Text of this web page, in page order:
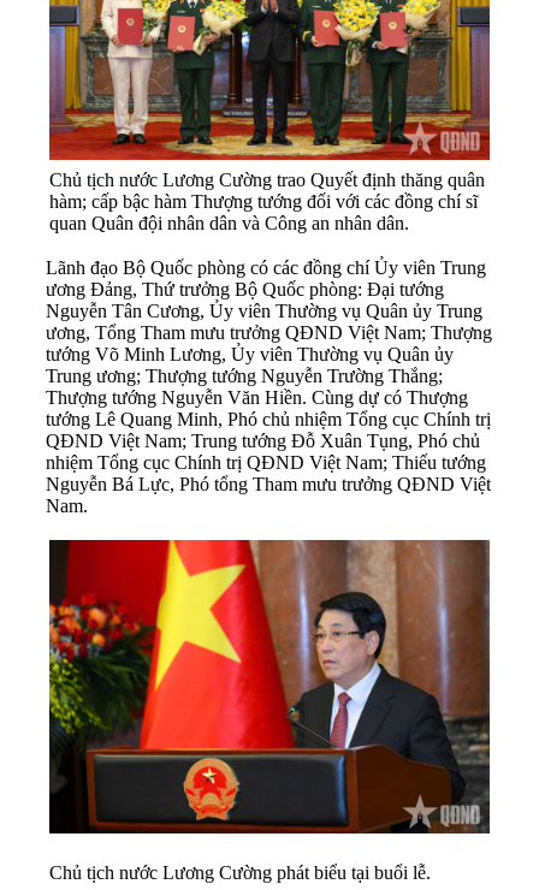
Chủ tịch nước Lương Cường trao Quyết định thăng quân
hàm; cấp bậc hàm Thượng tướng đối với các đồng chí sĩ
quan Quân đội nhân dân và Công an nhân dân.
Lãnh đạo Bộ Quốc phòng có các đồng chí Ủy viên Trung
ương Đảng, Thứ trưởng Bộ Quốc phòng: Đại tướng
Nguyễn Tân Cương, Ủy viên Thường vụ Quân ủy Trung
ương, Tổng Tham mưu trưởng QĐND Việt Nam; Thượng
tướng Võ Minh Lương, Ủy viên Thường vụ Quân ủy
Trung ương; Thượng tướng Nguyễn Trường Thắng;
Thượng tướng Nguyễn Văn Hiền. Cùng dự có Thượng
tướng Lê Quang Minh, Phó chủ nhiệm Tổng cục Chính trị
QĐND Việt Nam; Trung tướng Đỗ Xuân Tụng, Phó chủ
nhiệm Tổng cục Chính trị QĐND Việt Nam; Thiếu tướng
Nguyễn Bá Lực, Phó tổng Tham mưu trưởng QĐND Việt
Nam.
Chủ tịch nước Lương Cường phát biểu tại buổi lễ.